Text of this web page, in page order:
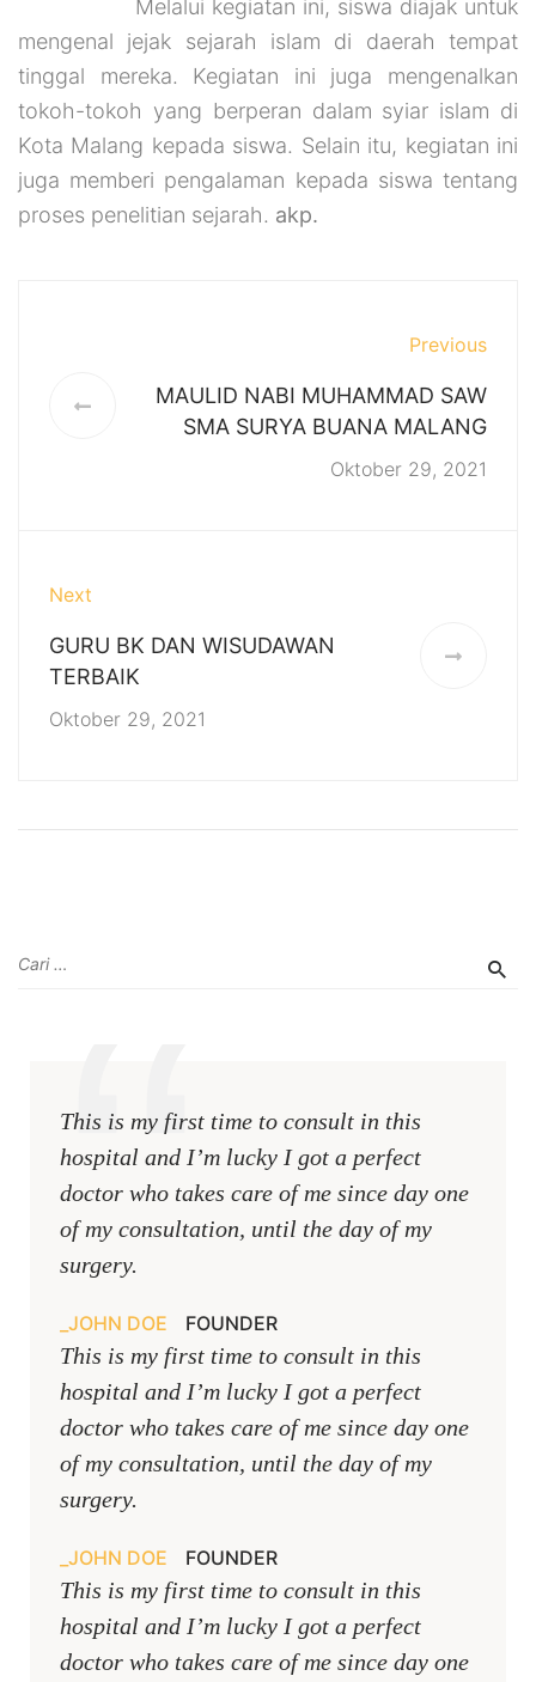
Melalui kegiatan ini, siswa diajak untuk
mengenal jejak sejarah islam di daerah tempat
tinggal mereka. Kegiatan ini juga mengenalkan
tokoh-tokoh yang berperan dalam syiar islam di
Kota Malang kepada siswa. Selain itu, kegiatan ini
juga memberi pengalaman kepada siswa tentang
proses penelitian sejarah. akp.
Previous
MAULID NABI MUHAMMAD SAW
SMA SURYA BUANA MALANG
Oktober 29, 2021
Next
GURU BK DAN WISUDAWAN
TERBAIK
Oktober 29, 2021
This is my first time to consult in this
hospital and I’m lucky I got a perfect
doctor who takes care of me since day one
of my consultation, until the day of my
surgery.
JOHN DOE FOUNDER
This is my first time to consult in this
hospital and I’m lucky I got a perfect
doctor who takes care of me since day one
of my consultation, until the day of my
surgery.
JOHN DOE FOUNDER
This is my first time to consult in this
hospital and I’m lucky I got a perfect
doctor who takes care of me since day one